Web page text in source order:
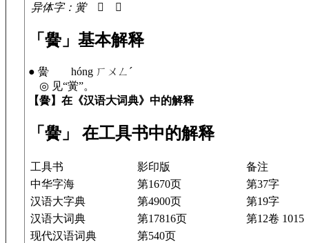
异体字：黉 𣍜 𪏬
「黌」基本解释
● 黌 hóng ㄏㄨㄥˊ
◎ 见“黉”。
【黌】在《汉语大词典》中的解释
「黌」 在工具书中的解释
工具书 影印版
备注
中华字海
第1670页
第37字
汉语大字典
第4900页
第19字
汉语大词典
第17816页
第12卷 1015
现代汉语词典
第540页